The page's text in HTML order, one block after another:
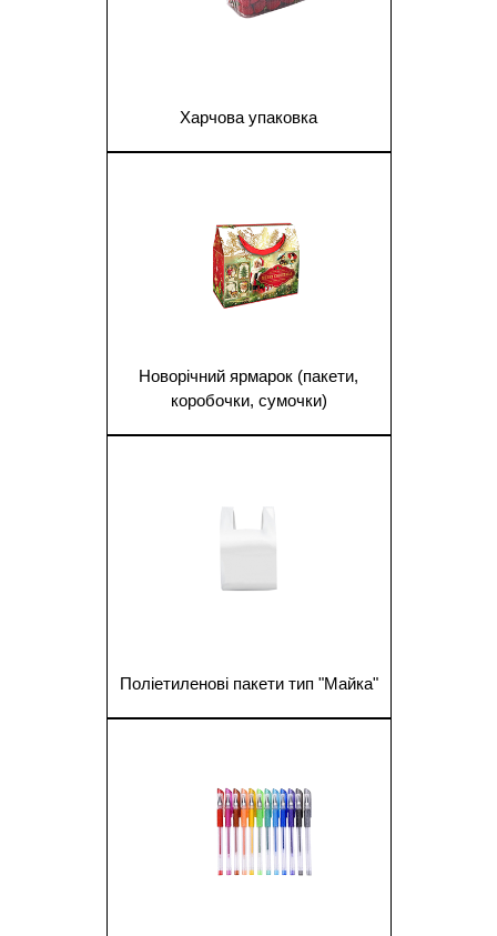
Харчова упаковка
Новорічний ярмарок (пакети,
коробочки, сумочки)
Поліетиленові пакети тип "Майка"